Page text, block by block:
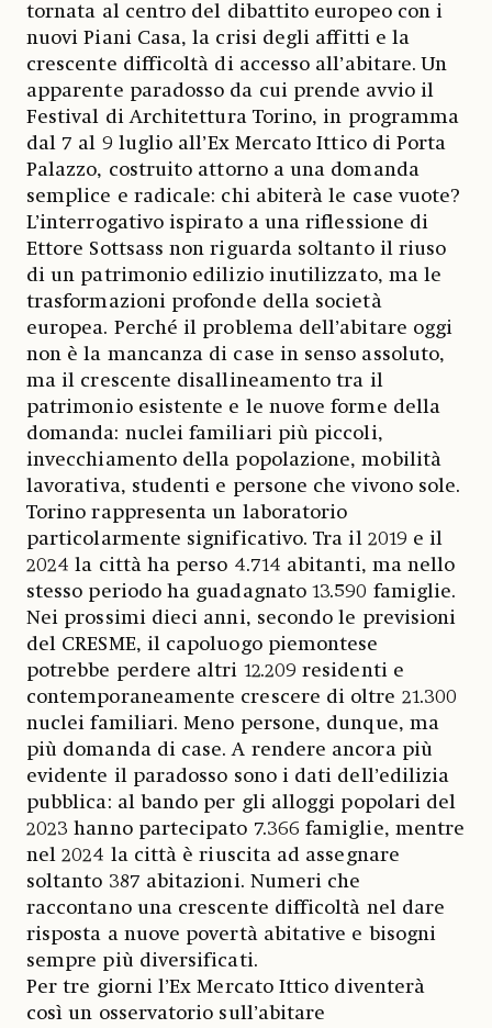
tornata al centro del dibattito europeo con i
nuovi Piani Casa, la crisi degli affitti e la
crescente difficoltà di accesso all’abitare. Un
apparente paradosso da cui prende avvio il
Festival di Architettura Torino, in programma
dal 7 al 9 luglio all’Ex Mercato Ittico di Porta
Palazzo, costruito attorno a una domanda
semplice e radicale: chi abiterà le case vuote?
L’interrogativo ispirato a una riflessione di
Ettore Sottsass non riguarda soltanto il riuso
di un patrimonio edilizio inutilizzato, ma le
trasformazioni profonde della società
europea. Perché il problema dell’abitare oggi
non è la mancanza di case in senso assoluto,
ma il crescente disallineamento tra il
patrimonio esistente e le nuove forme della
domanda: nuclei familiari più piccoli,
invecchiamento della popolazione, mobilità
lavorativa, studenti e persone che vivono sole.
Torino rappresenta un laboratorio
particolarmente significativo. Tra il 2019 e il
2024 la città ha perso 4.714 abitanti, ma nello
stesso periodo ha guadagnato 13.590 famiglie.
Nei prossimi dieci anni, secondo le previsioni
del CRESME, il capoluogo piemontese
potrebbe perdere altri 12.209 residenti e
contemporaneamente crescere di oltre 21.300
nuclei familiari. Meno persone, dunque, ma
più domanda di case. A rendere ancora più
evidente il paradosso sono i dati dell’edilizia
pubblica: al bando per gli alloggi popolari del
2023 hanno partecipato 7.366 famiglie, mentre
nel 2024 la città è riuscita ad assegnare
soltanto 387 abitazioni. Numeri che
raccontano una crescente difficoltà nel dare
risposta a nuove povertà abitative e bisogni
sempre più diversificati.
Per tre giorni l’Ex Mercato Ittico diventerà
così un osservatorio sull’abitare